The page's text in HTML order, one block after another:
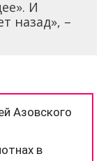
И
назад», –